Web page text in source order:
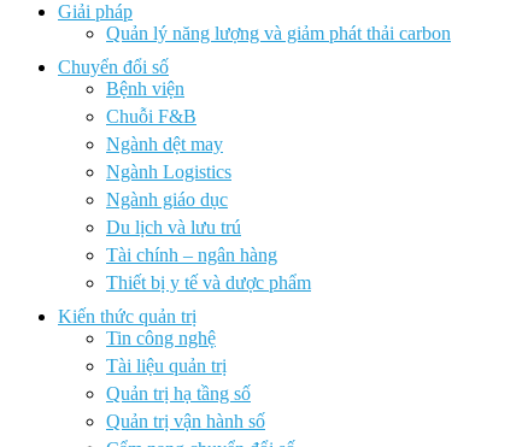
Giải pháp
Quản lý năng lượng và giảm phát thải carbon
Chuyển đổi số
Bệnh viện
Chuỗi F&B
Ngành dệt may
Ngành Logistics
Ngành giáo dục
Du lịch và lưu trú
Tài chính – ngân hàng
Thiết bị y tế và dược phẩm
Kiến thức quản trị
Tin công nghệ
Tài liệu quản trị
Quản trị hạ tầng số
Quản trị vận hành số